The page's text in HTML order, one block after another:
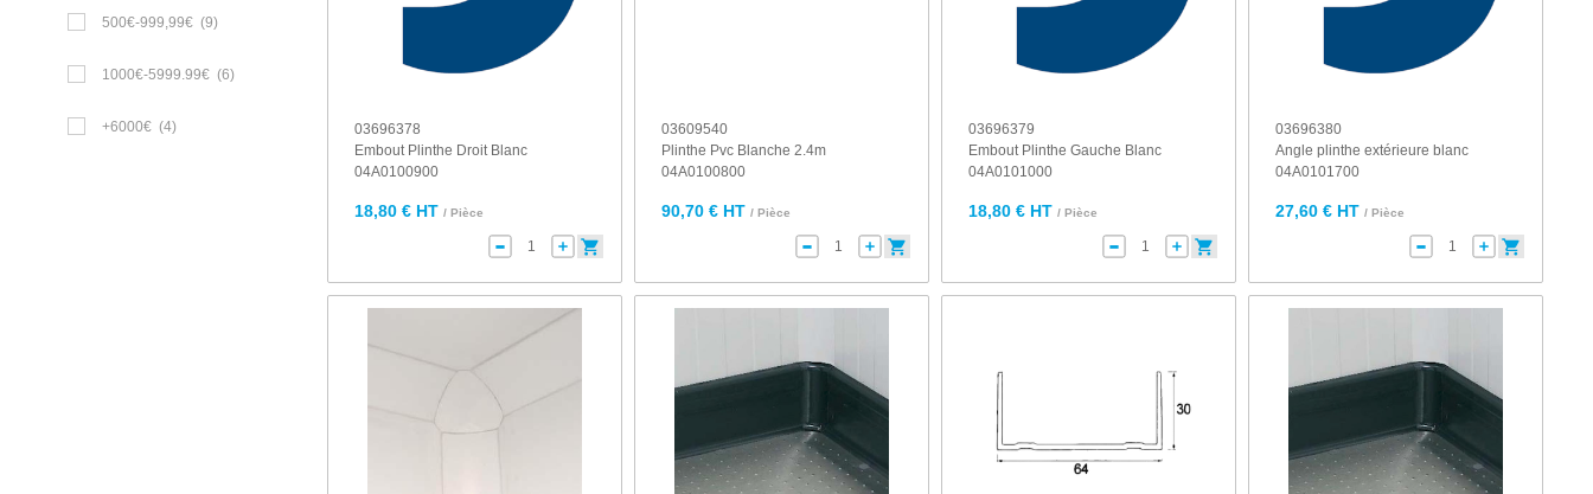
500€-999,99€ (9)
1000€-5999.99€ (6)
+6000€ (4)
03696378
Embout Plinthe Droit Blanc
04A0100900
18,80 € HT / Pièce
03609540
Plinthe Pvc Blanche 2.4m
04A0100800
90,70 € HT / Pièce
03696379
Embout Plinthe Gauche Blanc
04A0101000
18,80 € HT / Pièce
03696380
Angle plinthe extérieure blanc
04A0101700
27,60 € HT / Pièce